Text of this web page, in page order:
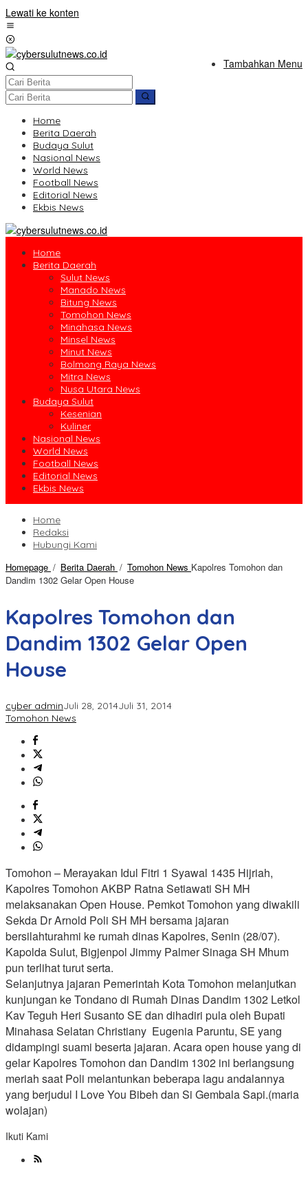
Lewati ke konten
Tambahkan Menu
Home
Berita Daerah
Budaya Sulut
Nasional News
World News
Football News
Editorial News
Ekbis News
Home
Berita Daerah
Sulut News
Manado News
Bitung News
Tomohon News
Minahasa News
Minsel News
Minut News
Bolmong Raya News
Mitra News
Nusa Utara News
Budaya Sulut
Kesenian
Kuliner
Nasional News
World News
Football News
Editorial News
Ekbis News
Home
Redaksi
Hubungi Kami
Homepage / Berita Daerah / Tomohon News Kapolres Tomohon dan
Dandim 1302 Gelar Open House
Kapolres Tomohon dan
Dandim 1302 Gelar Open
House
cyber adminJuli 28, 2014Juli 31, 2014
Tomohon News
Tomohon – Merayakan Idul Fitri 1 Syawal 1435 Hijriah,
Kapolres Tomohon AKBP Ratna Setiawati SH MH
melaksanakan Open House. Pemkot Tomohon yang diwakili
Sekda Dr Arnold Poli SH MH bersama jajaran
bersilahturahmi ke rumah dinas Kapolres, Senin (28/07).
Kapolda Sulut, Bigjenpol Jimmy Palmer Sinaga SH Mhum
pun terlihat turut serta.
Selanjutnya jajaran Pemerintah Kota Tomohon melanjutkan
kunjungan ke Tondano di Rumah Dinas Dandim 1302 Letkol
Kav Teguh Heri Susanto SE dan dihadiri pula oleh Bupati
Minahasa Selatan Christiany Eugenia Paruntu, SE yang
didampingi suami beserta jajaran. Acara open house yang di
gelar Kapolres Tomohon dan Dandim 1302 ini berlangsung
meriah saat Poli melantunkan beberapa lagu andalannya
yang berjudul I Love You Bibeh dan Si Gembala Sapi.(maria
wolajan)
Ikuti Kami